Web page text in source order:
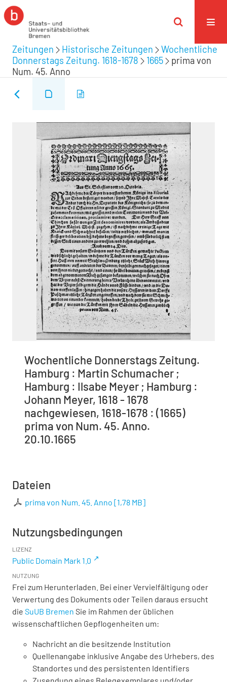
Zeitungen Historische Zeitungen
Wochentliche
Donnerstags Zeitung. 1618-1678
1665
prima von
Num. 45. Anno
Wochentliche Donnerstags Zeitung.
Hamburg : Martin Schumacher ;
Hamburg : Ilsabe Meyer ; Hamburg :
Johann Meyer, 1618 - 1678
nachgewiesen, 1618-1678 : (1665)
prima von Num. 45. Anno.
20.10.1665
Dateien
prima von Num. 45. Anno [1,78 MB]
Nutzungsbedingungen
LIZENZ
Public Domain Mark 1.0
NUTZUNG
Frei zum Herunterladen. Bei einer Vervielfältigung oder
Verwertung des Dokuments oder Teilen daraus ersucht
die SuUB Bremen Sie im Rahmen der üblichen
wissenschaftlichen Gepflogenheiten um:
Nachricht an die besitzende Institution
Quellenangabe inklusive Angabe des Urhebers, des
Standortes und des persistenten Identifiers